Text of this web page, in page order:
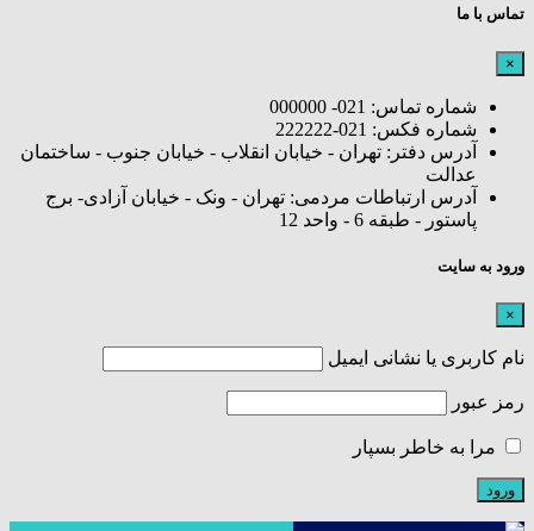
تماس با ما
×
شماره تماس: 021- 000000
شماره فکس: 021-222222
آدرس دفتر: تهران - خیابان انقلاب - خیابان جنوب - ساختمان
عدالت
آدرس ارتباطات مردمی: تهران - ونک - خیابان آزادی- برج
پاستور - طبقه 6 - واحد 12
ورود به سایت
×
نام کاربری یا نشانی ایمیل
رمز عبور
مرا به خاطر بسپار